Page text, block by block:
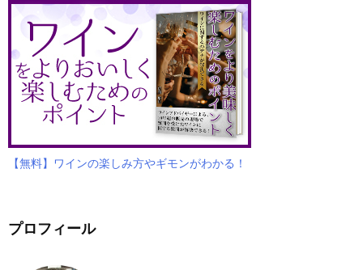
【無料】ワインの楽しみ方やギモンがわかる！
プロフィール